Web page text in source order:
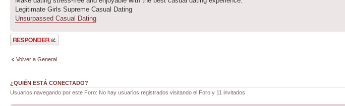
Legitimate Girls Supreme Сasual Dating
Unsurpassed Сasual Dating
Publicar una
respuesta
Volver a General
¿QUIÉN ESTÁ CONECTADO?
Usuarios navegando por este Foro: No hay usuarios registrados visitando el Foro y 11 invitados